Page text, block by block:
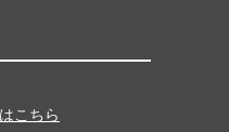
こちら